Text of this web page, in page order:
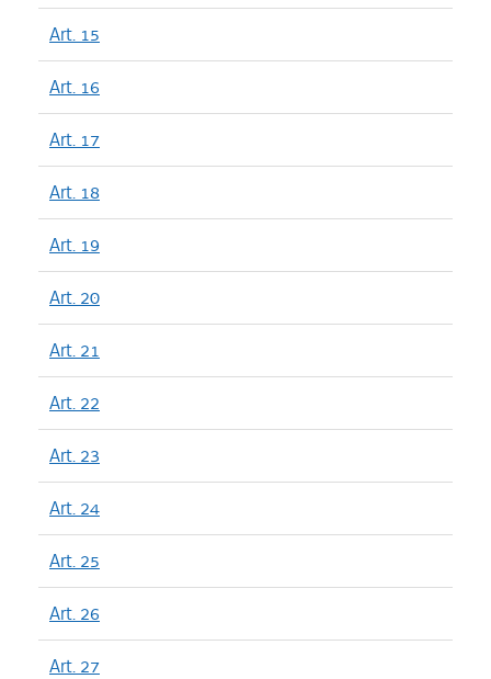
Art. 15
Art. 16
Art. 17
Art. 18
Art. 19
Art. 20
Art. 21
Art. 22
Art. 23
Art. 24
Art. 25
Art. 26
Art. 27